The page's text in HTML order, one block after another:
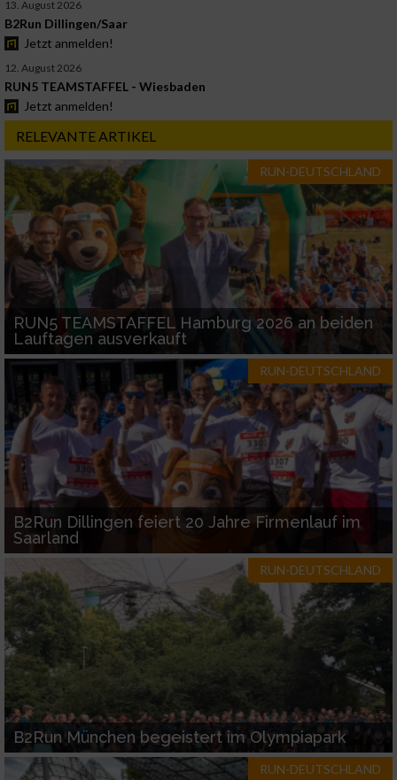
13. August 2026
B2Run Dillingen/Saar
Jetzt anmelden!
12. August 2026
RUN5 TEAMSTAFFEL - Wiesbaden
Jetzt anmelden!
RELEVANTE ARTIKEL
RUN-DEUTSCHLAND
RUN5 TEAMSTAFFEL Hamburg 2026 an beiden
Lauftagen ausverkauft
RUN-DEUTSCHLAND
B2Run Dillingen feiert 20 Jahre Firmenlauf im
Saarland
RUN-DEUTSCHLAND
B2Run München begeistert im Olympiapark
RUN-DEUTSCHLAND